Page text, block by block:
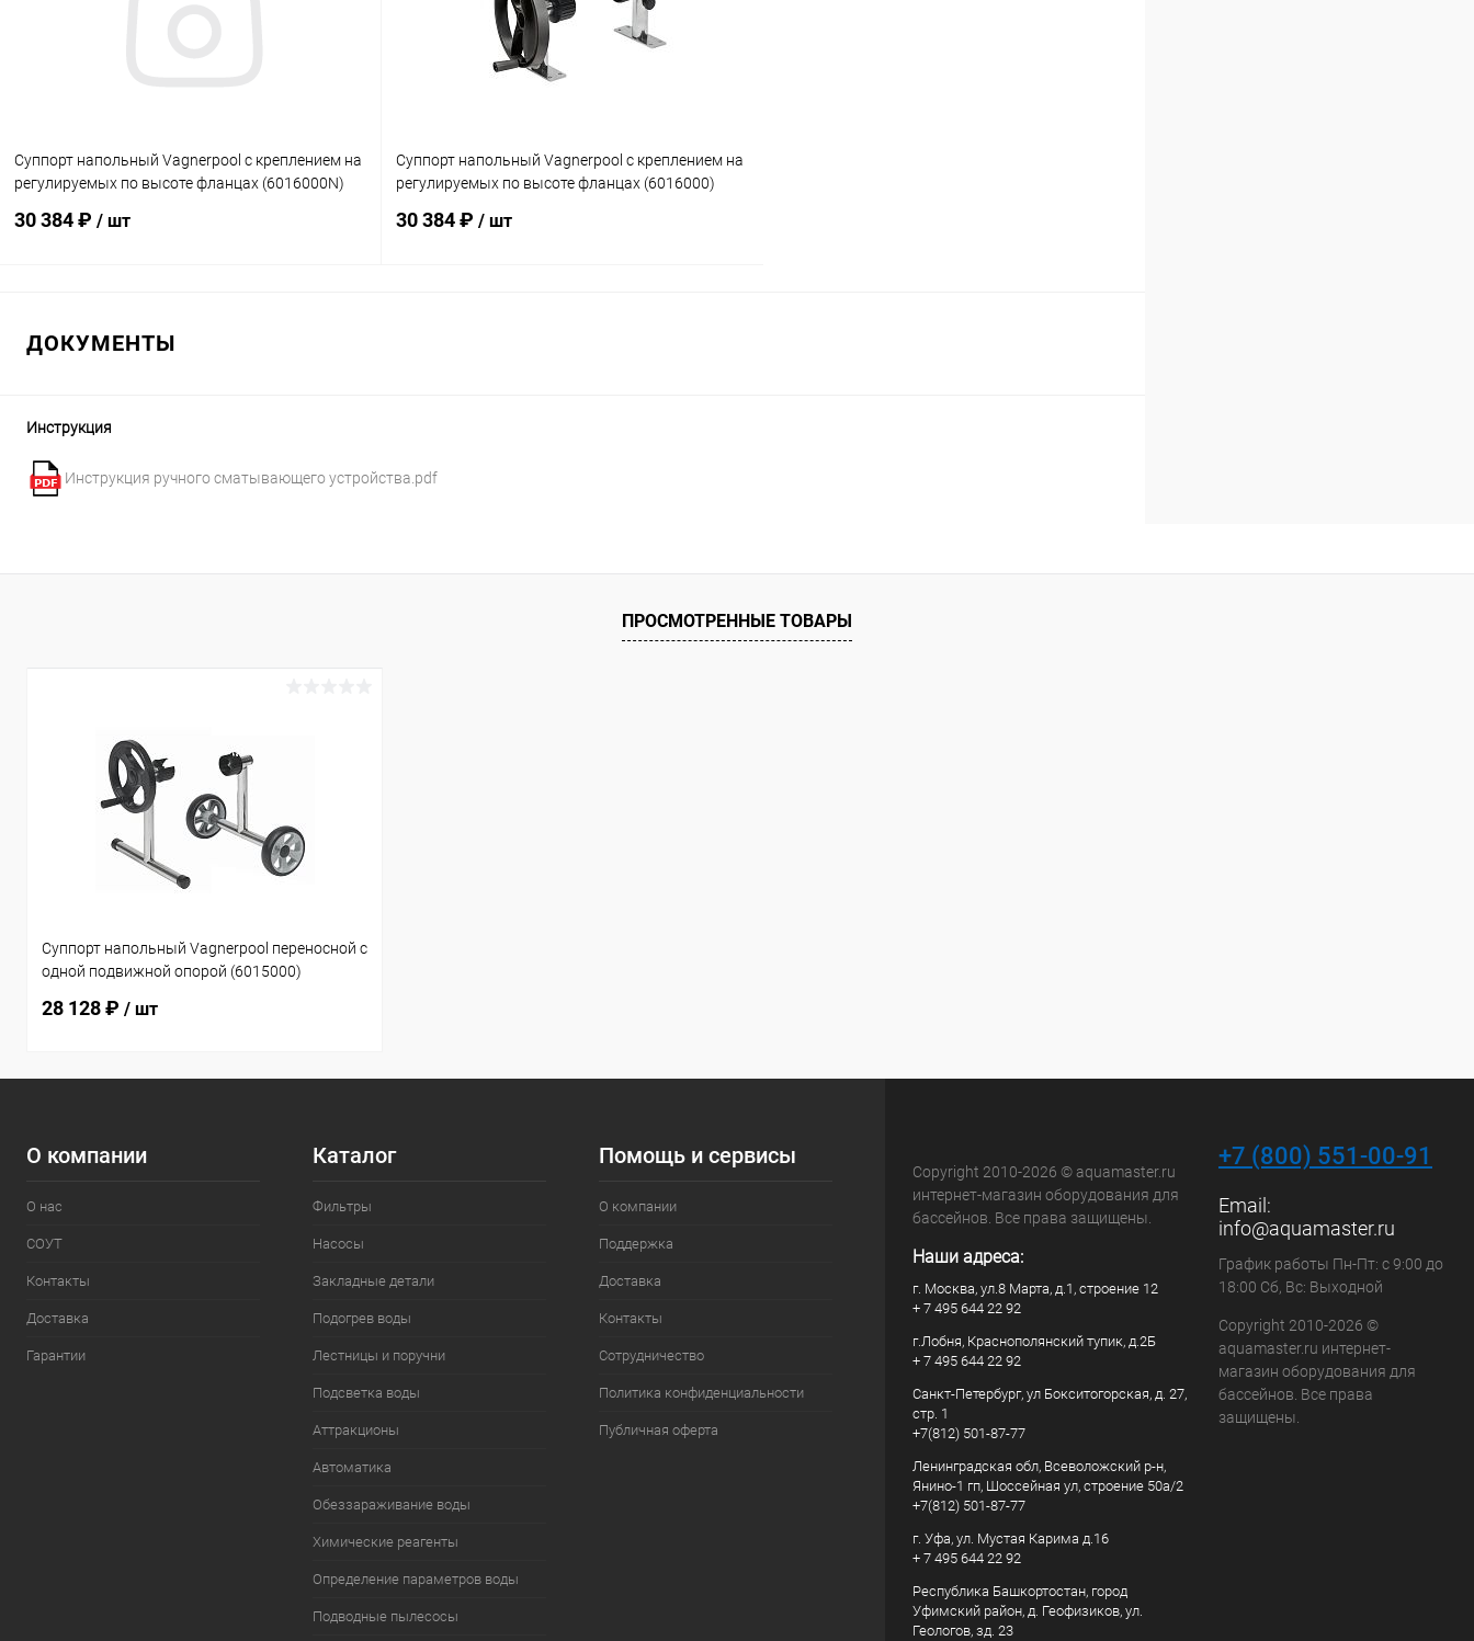
К сравнению В наличии
Суппорт напольный Vagnerpool с креплением на
регулируемых по высоте фланцах (6016000N)
30 384 ₽ / шт
Суппорт напольный Vagnerpool с креплением на
регулируемых по высоте фланцах (6016000)
30 384 ₽ / шт
ДОКУМЕНТЫ
Инструкция
Инструкция ручного сматывающего устройства.pdf
ПРОСМОТРЕННЫЕ ТОВАРЫ
Суппорт напольный Vagnerpool переносной с
одной подвижной опорой (6015000)
28 128 ₽ / шт
О компании
О нас
СОУТ
Контакты
Доставка
Гарантии
Каталог
Фильтры
Насосы
Закладные детали
Подогрев воды
Лестницы и поручни
Подсветка воды
Аттракционы
Автоматика
Обеззараживание воды
Химические реагенты
Определение параметров воды
Подводные пылесосы
Помощь и сервисы
О компании
Поддержка
Доставка
Контакты
Сотрудничество
Политика конфиденциальности
Публичная оферта
Copyright 2010-2026 © aquamaster.ru
интернет-магазин оборудования для
бассейнов. Все права защищены.
Наши адреса:
г. Москва, ул.8 Марта, д.1, строение 12
+ 7 495 644 22 92
г.Лобня, Краснополянский тупик, д.2Б
+ 7 495 644 22 92
Санкт-Петербург, ул Бокситогорская, д. 27,
стр. 1
+7(812) 501-87-77
Ленинградская обл, Всеволожский р-н,
Янино-1 гп, Шоссейная ул, строение 50а/2
+7(812) 501-87-77
г. Уфа, ул. Мустая Карима д.16
+ 7 495 644 22 92
Республика Башкортостан, город
Уфимский район, д. Геофизиков, ул.
Геологов, зд. 23
+7 (800) 551-00-91
Email:
info@aquamaster.ru
График работы Пн-Пт: с 9:00 до
18:00 Сб, Вс: Выходной
Copyright 2010-2026 ©
aquamaster.ru интернет-
магазин оборудования для
бассейнов. Все права
защищены.